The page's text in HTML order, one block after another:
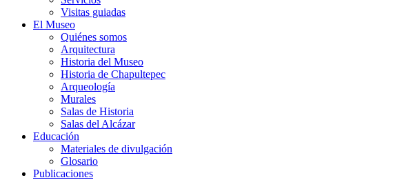
Visitas guiadas
El Museo
Quiénes somos
Arquitectura
Historia del Museo
Historia de Chapultepec
Arqueología
Murales
Salas de Historia
Salas del Alcázar
Educación
Materiales de divulgación
Glosario
Publicaciones